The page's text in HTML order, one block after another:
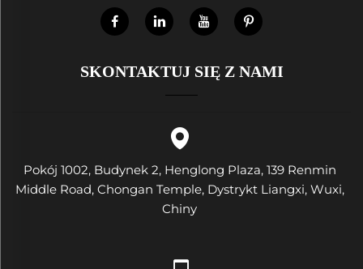
SKONTAKTUJ SIĘ Z NAMI
Pokój 1002, Budynek 2, Henglong Plaza, 139 Renmin
Middle Road, Chongan Temple, Dystrykt Liangxi, Wuxi,
Chiny